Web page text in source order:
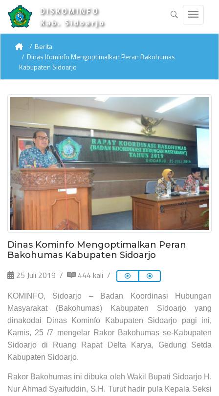
DISKOMINFO
Kab. Sidoarjo
Berita
Dinas Kominfo Mengoptimalkan Peran Bakohumas
Kabupaten Sidoarjo
Dinas Kominfo Mengoptimalkan Peran
Bakohumas Kabupaten Sidoarjo
25 Juli 2019 444 kali
KOMINFO, Sidoarjo – Badan Koordinasi Hubungan
Masyarakat (Bakohumas) Kabupaten Sidoarjo yang
dinakodai Dinas Kominfo Kabupaten Sidoarjo pagi ini,
Kamis, 25 /7 mengelar Rakor Bakohumas se-Kabupaten
Sidoarjo di Ruang Rapat Delta Karya, Gedung Setda
Kabupaten Sidoarjo.
Rakor Bakohumas ini dibuka oleh Wakil Bupati Sidoarjo H.
Nur Ahmad Syaifuddin, S.H. Turut hadir pula Kepala Seksi